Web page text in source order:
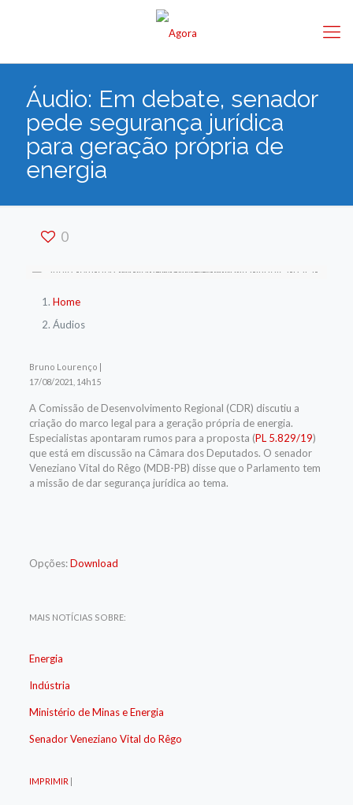
Áudio: Em debate, senador
pede segurança jurídica
para geração própria de
energia
0
Home
Áudios
Bruno Lourenço |
17/08/2021, 14h15
A Comissão de Desenvolvimento Regional (CDR) discutiu a
criação do marco legal para a geração própria de energia.
Especialistas apontaram rumos para a proposta (PL 5.829/19)
que está em discussão na Câmara dos Deputados. O senador
Veneziano Vital do Rêgo (MDB-PB) disse que o Parlamento tem
a missão de dar segurança jurídica ao tema.
Opções:Download
MAIS NOTÍCIAS SOBRE:
Energia
Indústria
Ministério de Minas e Energia
Senador Veneziano Vital do Rêgo
IMPRIMIR |